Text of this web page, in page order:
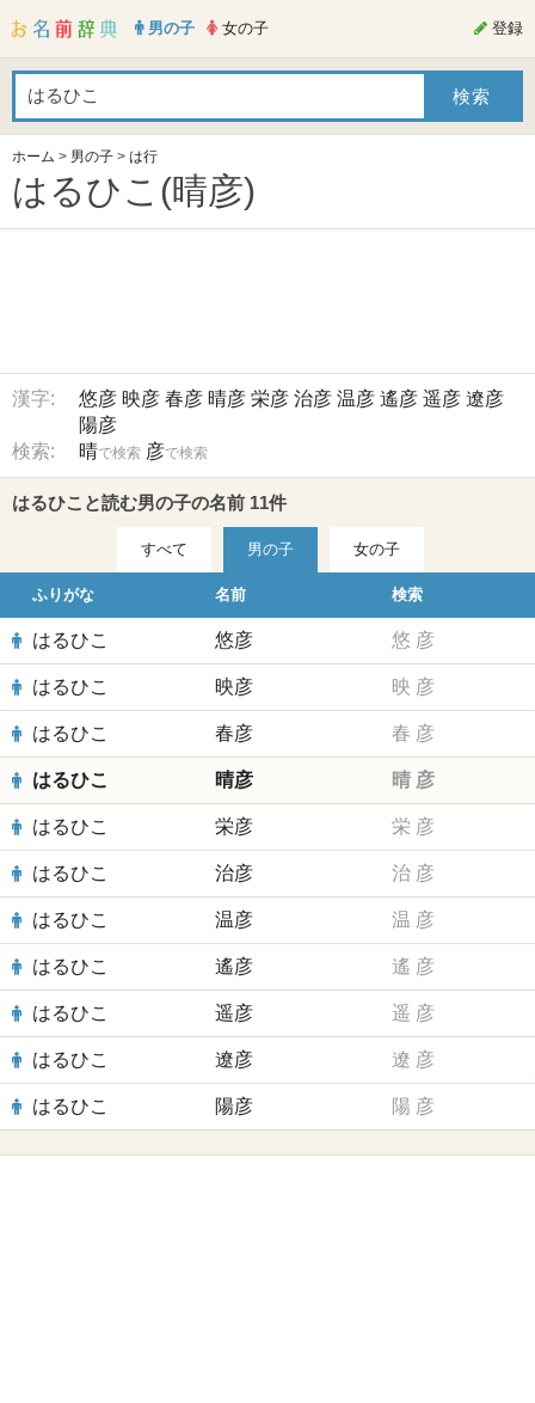
男の子 女の子 登録
ホーム > 男の子 > は行
はるひこ(晴彦)
漢字: 悠彦 映彦 春彦 晴彦 栄彦 治彦 温彦 遙彦 遥彦 遼彦
陽彦
検索:
晴で検索 彦で検索
はるひこと読む男の子の名前 11件
すべて 男の子 女の子
ふりがな 名前 検索
はるひこ 悠彦 悠 彦
はるひこ 映彦 映 彦
はるひこ 春彦 春 彦
はるひこ 晴彦 晴 彦
はるひこ 栄彦 栄 彦
はるひこ 治彦 治 彦
はるひこ 温彦 温 彦
はるひこ 遙彦 遙 彦
はるひこ 遥彦 遥 彦
はるひこ 遼彦 遼 彦
はるひこ 陽彦 陽 彦